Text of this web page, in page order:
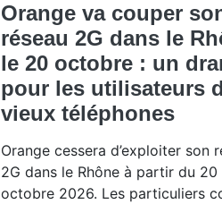
Orange va couper
réseau 2G dans le
le 20 octobre : un
pour les utilisateurs
vieux téléphones
Orange cessera d’exploiter son
2G dans le Rhône à partir du 20
octobre 2026. Les particuliers